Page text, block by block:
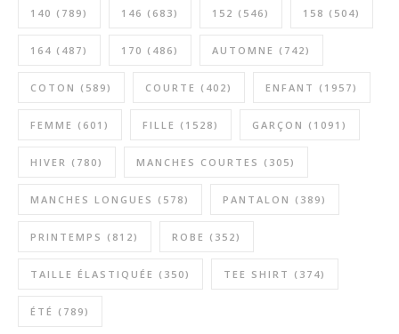
140 (789) 146 (683) 152 (546) 158 (504)
164 (487) 170 (486) AUTOMNE (742)
COTON (589) COURTE (402) ENFANT (1957)
FEMME (601) FILLE (1528) GARÇON (1091)
HIVER (780) MANCHES COURTES (305)
MANCHES LONGUES (578) PANTALON (389)
PRINTEMPS (812) ROBE (352)
TAILLE ÉLASTIQUÉE (350) TEE SHIRT (374)
ÉTÉ (789)